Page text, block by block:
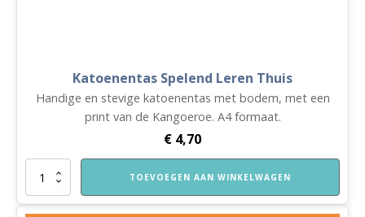
Katoenentas Spelend Leren Thuis
Handige en stevige katoenentas met bodem, met een
print van de Kangoeroe. A4 formaat.
€ 4,70
Katoenentas
Leren
TOEVOEGEN AAN WINKELWAGEN